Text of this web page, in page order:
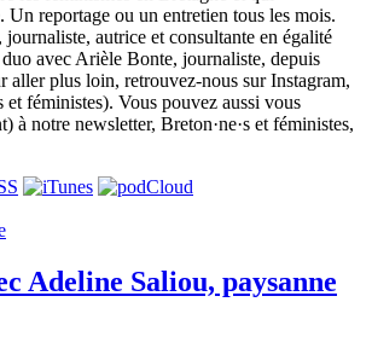
Un reportage ou un entretien tous les mois.
autrice et consultante en égalité
avec Arièle Bonte, journaliste, depuis
aller plus loin, retrouvez-nous sur Instagram,
et féministes). Vous pouvez aussi vous
à notre newsletter, Breton·ne·s et féministes,
Adeline Saliou, paysanne